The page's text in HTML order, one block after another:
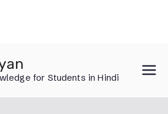
for Students in Hindi